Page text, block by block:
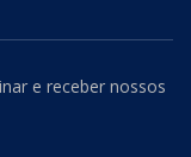
e receber nossos